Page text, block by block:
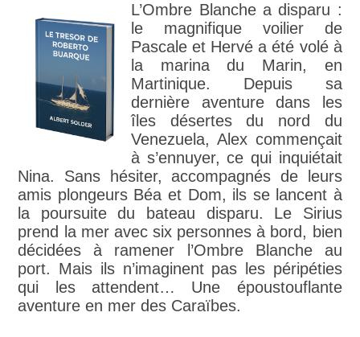
L’Ombre Blanche a disparu :
le magnifique voilier de
Pascale et Hervé a été volé à
la marina du Marin, en
Martinique. Depuis sa
dernière aventure dans les
îles désertes du nord du
Venezuela, Alex commençait
à s’ennuyer, ce qui inquiétait
Nina. Sans hésiter, accompagnés de leurs
amis plongeurs Béa et Dom, ils se lancent à
la poursuite du bateau disparu. Le Sirius
prend la mer avec six personnes à bord, bien
décidées à ramener l’Ombre Blanche au
port. Mais ils n’imaginent pas les péripéties
qui les attendent… Une époustouflante
aventure en mer des Caraïbes.